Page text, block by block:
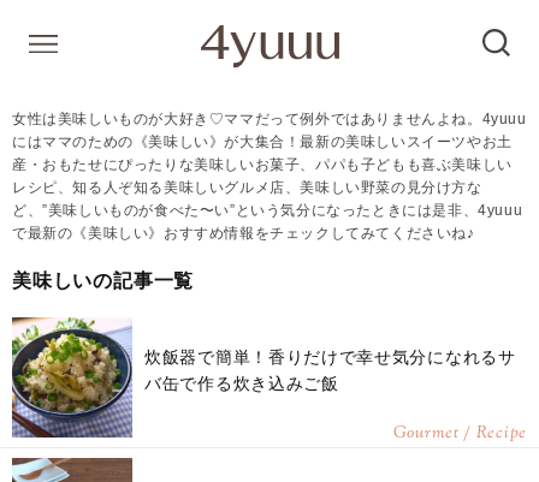
女性は美味しいものが大好き♡ママだって例外ではありませんよね。4yuuu
にはママのための《美味しい》が大集合！最新の美味しいスイーツやお土
産・おもたせにぴったりな美味しいお菓子、パパも子どもも喜ぶ美味しい
レシピ、知る人ぞ知る美味しいグルメ店、美味しい野菜の見分け方な
ど、”美味しいものが食べた〜い”という気分になったときには是非、4yuuu
で最新の《美味しい》おすすめ情報をチェックしてみてくださいね♪
美味しいの記事一覧
炊飯器で簡単！香りだけで幸せ気分になれるサ
バ缶で作る炊き込みご飯
Gourmet / Recipe